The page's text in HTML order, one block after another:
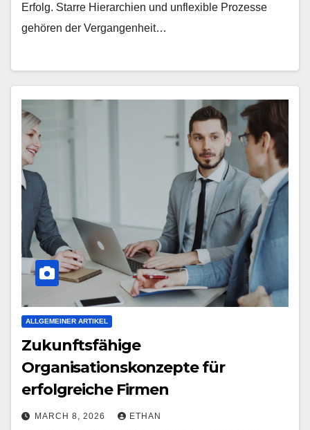
Erfolg. Starre Hierarchien und unflexible Prozesse
gehören der Vergangenheit…
ALLGEMEINER ARTIKEL
Zukunftsfähige
Organisationskonzepte für
erfolgreiche Firmen
MARCH 8, 2026 ETHAN